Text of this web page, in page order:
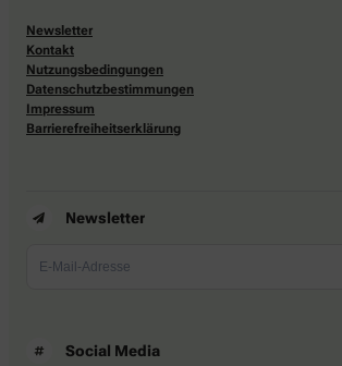
Newsletter
Kontakt
Nutzungsbedingungen
Datenschutzbestimmungen
Impressum
Barrierefreiheitserklärung
Newsletter
Social Media